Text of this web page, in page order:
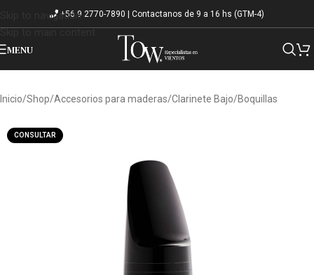
Skip to navigation
Skip to main content
+56 9 2770-7890 | Contactanos de 9 a 16 hs (GTM-4)
MENU
Inicio/Shop/Accesorios para maderas/Clarinete Bajo/Boquillas
CONSULTAR